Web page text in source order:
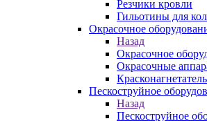
Резчики кровли
Гильотины для
Окрасочное
Назад
Окрасочное
Окрасочные
Пескоструйное
Назад
Пескоструйное